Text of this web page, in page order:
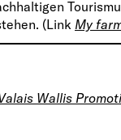
(Link My
Wallis